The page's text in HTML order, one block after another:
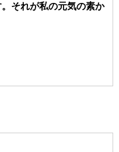
それが私の元気の素か